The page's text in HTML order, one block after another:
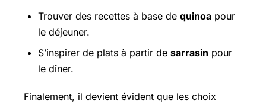
Trouver des recettes à base de quinoa pour
le déjeuner.
S’inspirer de plats à partir de sarrasin pour
le dîner.
Finalement, il devient évident que les choix